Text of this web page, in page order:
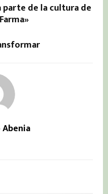
de la cultura de
Abenia